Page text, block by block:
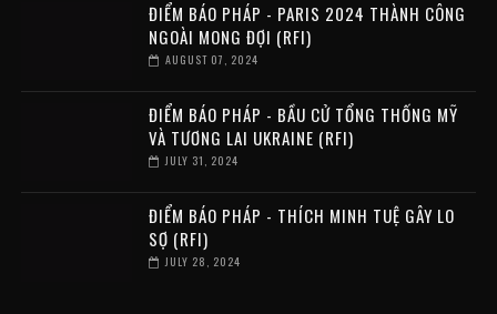
ĐIỂM BÁO PHÁP - PARIS 2024 THÀNH CÔNG
NGOÀI MONG ĐỢI (RFI)
AUGUST 07, 2024
ĐIỂM BÁO PHÁP - BẦU CỬ TỔNG THỐNG MỸ
VÀ TƯƠNG LAI UKRAINE (RFI)
JULY 31, 2024
ĐIỂM BÁO PHÁP - THÍCH MINH TUỆ GÂY LO
SỢ (RFI)
JULY 28, 2024